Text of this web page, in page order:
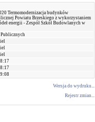
Termomodernizacja budynków
Powiatu Brzeskiego z wykorzystaniem
energii - Zespół Szkół Budowlanych w
Wersja do wydruku...
Rejestr zmian...